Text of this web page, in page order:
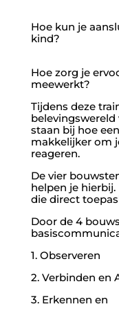
Hoe kun je
kind?
Hoe zorg je
meewerkt?
Tijdens deze
belevingswereld
staan bij hoe
makkelijker om
reageren.
De vier
helpen je
die direct
Door de 4
1. Observeren
2. Verbinden en
3. Erkennen en